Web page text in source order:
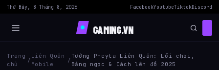
Thứ Bảy, 8 Tháng 8, 2026 FacebookYoutubeTiktokDiscord
GAMING.VN
Trang
chủ
/
Liên Quân
Mobile
/
Tướng Preyta Liên Quân: Lối chơi,
Bảng ngọc & Cách lên đồ 2025